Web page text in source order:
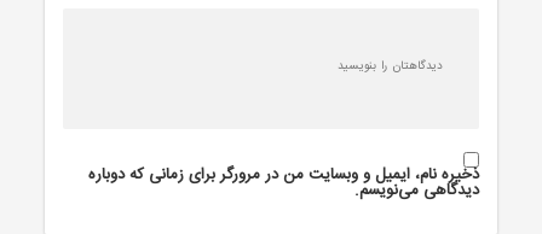
ذخیره نام، ایمیل و وبسایت من در مرورگر برای زمانی که دوباره
دیدگاهی می‌نویسم.